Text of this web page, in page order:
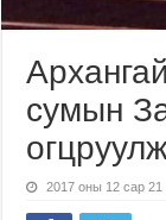
сумын
2017 оны 12 сар 21